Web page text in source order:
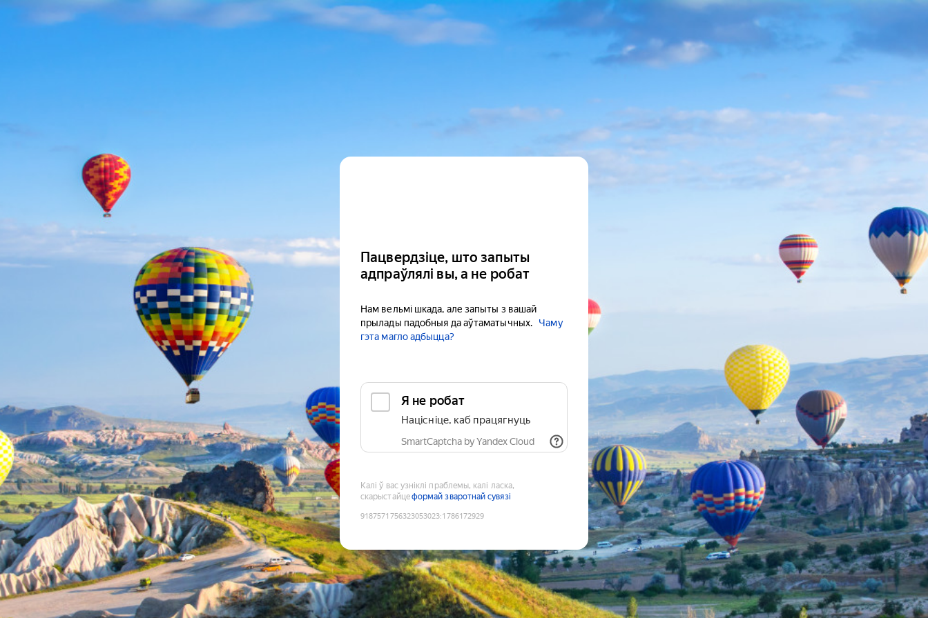
Пацвердзіце, што запыты
адпраўлялі вы, а не робат
Нам вельмі шкада, але запыты з вашай
прылады падобныя да аўтаматычных.
Чаму
гэта магло адбыцца?
Я не робат
Націсніце, каб працягнуць
SmartCaptcha by Yandex Cloud
Калі ў вас узніклі праблемы, калі ласка,
скарыстайцеформай зваротнай сувязі
9187571756323053023:1786172929